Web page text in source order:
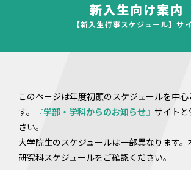
新入生向け案内
【新入生行事スケジュール】サ
このページは年度初頭のスケジュールを中
す。
『学部・学科からのお知らせ』 サイト
さい。
大学院生のスケジュールは一部異なります
研究科スケジュールをご確認ください。